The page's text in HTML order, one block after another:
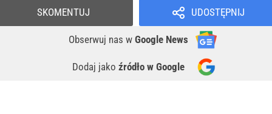
UDOSTĘPNIJ
Obserwuj nas w Google News
Dodaj jako źródło w Google
SKOMENTUJ